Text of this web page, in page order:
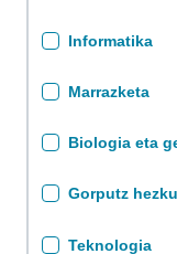
Informatika
Marrazketa
Biologia eta
Gorputz
Teknologia